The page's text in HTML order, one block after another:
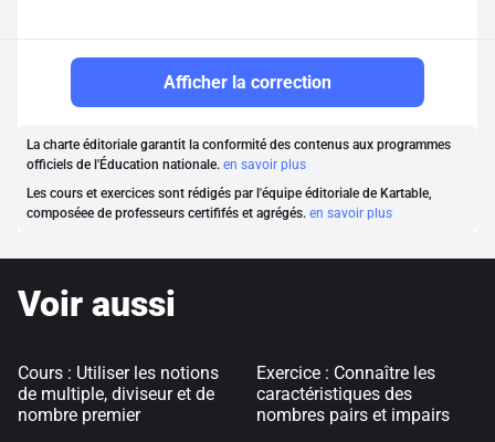
Afficher la correction
La charte éditoriale garantit la conformité des contenus aux programmes
officiels de l'Éducation nationale. en savoir plus
Les cours et exercices sont rédigés par l'équipe éditoriale de Kartable,
composéee de professeurs certififés et agrégés. en savoir plus
Voir aussi
Cours : Utiliser les notions
de multiple, diviseur et de
nombre premier
Exercice : Connaître les
caractéristiques des
nombres pairs et impairs